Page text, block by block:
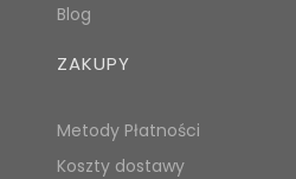
Blog
ZAKUPY
Metody Płatności
Koszty dostawy